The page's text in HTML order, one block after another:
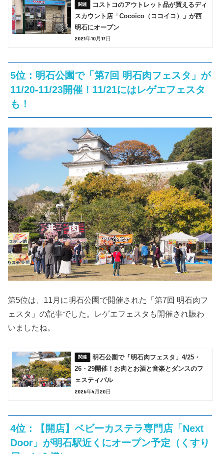
コストコのアウトレット品が買えるディ
スカウント店「Cocoico（ココイコ）」が西
明石にオープン
2021年10月17日
5位：明石公園で「第7回 明石肉フェスタ」が
11/20-11/23開催！11/21にはレゲエフェスタ
も！
第5位は、11月に明石公園で開催された「第7回 明石肉フ
ェスタ」の記事でした。レゲエフェスタも開催され賑わ
いましたね。
明石公園で「明石肉フェスタ」4/25・
26・29開催！お肉とお酒と音楽とダンスのフ
ェスティバル
2026年4月20日
4位：【開店】ベビーカステラ専門店「Next
Door」が明石駅近くにオープン予定（くすり